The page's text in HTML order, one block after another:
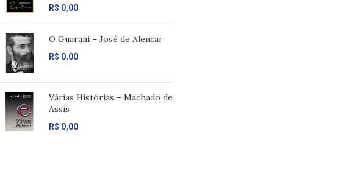
R$ 0,00
O Guarani – José de Alencar
R$ 0,00
Várias Histórias – Machado de
Assis
R$ 0,00